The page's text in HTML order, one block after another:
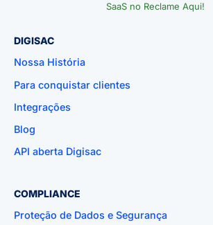
SaaS no Reclame Aqui!
DIGISAC
Nossa História
Para conquistar clientes
Integrações
Blog
API aberta Digisac
COMPLIANCE
Proteção de Dados e Segurança